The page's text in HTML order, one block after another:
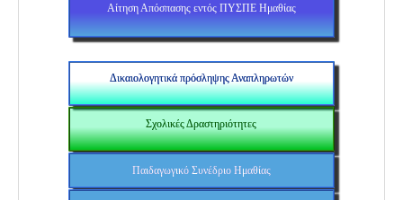
Αίτηση Απόσπασης εντός ΠΥΣΠΕ Ημαθίας
Δικαιολογητικά πρόσληψης Αναπληρωτών
Σχολικές Δραστηριότητες
Παιδαγωγικό Συνέδριο Ημαθίας